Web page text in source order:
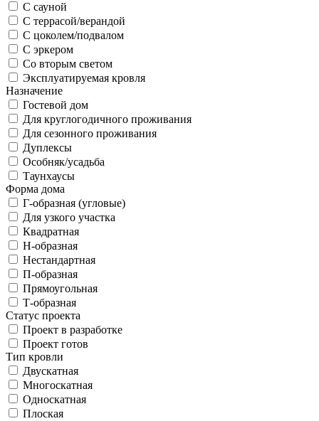
С сауной
С террасой/верандой
С цоколем/подвалом
С эркером
Со вторым светом
Эксплуатируемая кровля
Назначение
Гостевой дом
Для круглогодичного проживания
Для сезонного проживания
Дуплексы
Особняк/усадьба
Таунхаусы
Форма дома
Г-образная (угловые)
Для узкого участка
Квадратная
Н-образная
Нестандартная
П-образная
Прямоугольная
Т-образная
Статус проекта
Проект в разработке
Проект готов
Тип кровли
Двускатная
Многоскатная
Односкатная
Плоская